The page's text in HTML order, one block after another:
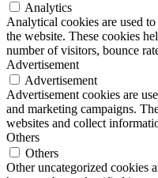
Analytics
Analytical cookies are used
the website. These cookies
number of visitors, bounce
Advertisement
Advertisement
Advertisement cookies are
and marketing campaigns.
websites and collect
Others
Others
Other uncategorized cookies